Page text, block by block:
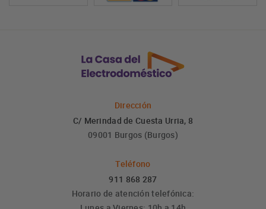
Dirección
C/ Merindad de Cuesta Urria, 8
09001 Burgos (Burgos)
Teléfono
911 868 287
Horario de atención telefónica: